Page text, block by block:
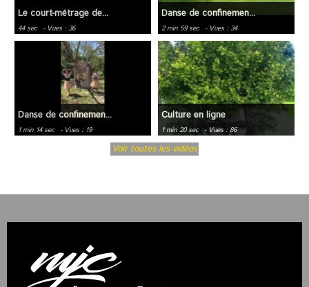
Le court-métrage de...
44 sec - Vues : 36
Danse de confinemen...
2 min 59 sec - Vues : 34
Danse de confinemen...
1 min 14 sec - Vues : 19
Culture en ligne
1 min 20 sec - Vues : 86
Voir toutes les vidéos